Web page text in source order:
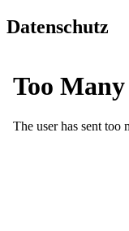
Datenschutz